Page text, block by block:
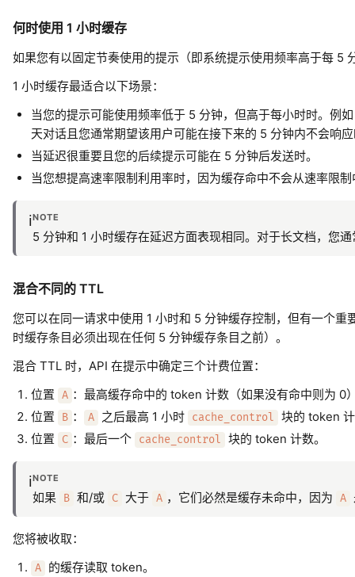
何时使用 1 小时缓存
如果您有以固定节奏使用的提示（即系统提示使用频率高于每 5
1 小时缓存最适合以下场景：
当您的提示可能使用频率低于 5 分钟，但高于每小时时。例
天对话且您通常期望该用户可能在接下来的 5 分钟内不会响
当延迟很重要且您的后续提示可能在 5 分钟后发送时。
当您想提高速率限制利用率时，因为缓存命中不会从速率限
ℹ️NOTE
5 分钟和 1 小时缓存在延迟方面表现相同。对于长文档，
混合不同的 TTL
您可以在同一请求中使用 1 小时和 5 分钟缓存控制，但有一个
时缓存条目必须出现在任何 5 分钟缓存条目之前）。
混合 TTL 时，API 在提示中确定三个计费位置：
位置
A ：最高缓存命中的 token 计数（如果没有命中则为 0
位置
B ： A 之后最高 1 小时 cache_control
块的 token
位置
C ：最后一个 cache_control 块的 token 计数。
ℹ️NOTE
如果 B 和/或 C 大于 A ，它们必然是缓存未命中，因为 A
您将被收取：
A 的缓存读取 token。